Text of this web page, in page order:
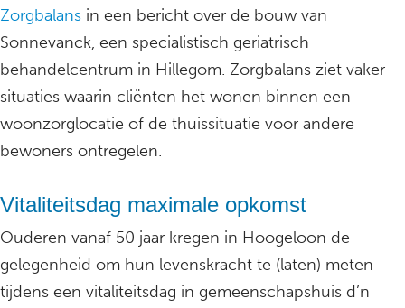
Zorgbalans in een bericht over de bouw van
Sonnevanck, een specialistisch geriatrisch
behandelcentrum in Hillegom. Zorgbalans ziet vaker
situaties waarin cliënten het wonen binnen een
woonzorglocatie of de thuissituatie voor andere
bewoners ontregelen.
Vitaliteitsdag maximale opkomst
Ouderen vanaf 50 jaar kregen in Hoogeloon de
gelegenheid om hun levenskracht te (laten) meten
tijdens een vitaliteitsdag in gemeenschapshuis d’n